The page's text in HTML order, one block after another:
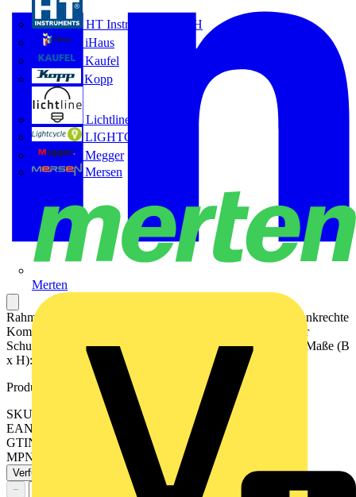
HT Instruments GmbH
iHaus
Kaufel
Kopp
Lichtline
LIGHTCYCLE
Megger
Mersen
Merten
Rahmen 2fach, graphitschwarz matt für waagerechte und senkrechte
Kombination Mit Dichtungsflansch Art.-Nr.: 551 WU ist der
Schutzgrad IP44 gewährleistet. Material: Duroplast lackiert Maße (B
x H): 81 x 152 mm
Produktkennzeichen
SKU: LS982SWM
EAN: 4011377186781
GTIN: 4011377186781
MPN: LS 982 SWM
Verfügbar: 3 Händler
−